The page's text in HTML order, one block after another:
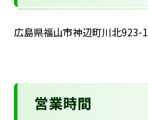
広島県福山市神辺町川北923-1
営業時間